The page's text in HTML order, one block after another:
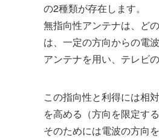
の2種類が存在します。
無指向性アンテナは、ど
は、一定の方向からの電
アンテナを用い、テレビ
この指向性と利得には相
を高める（方向を限定す
そのためには電波の方向